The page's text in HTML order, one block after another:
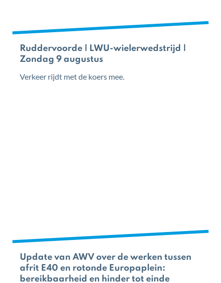
Ruddervoorde | LWU-wielerwedstrijd |
Zondag 9 augustus
Verkeer rijdt met de koers mee.
Update van AWV over de werken tussen
afrit E40 en rotonde Europaplein:
bereikbaarheid en hinder tot einde